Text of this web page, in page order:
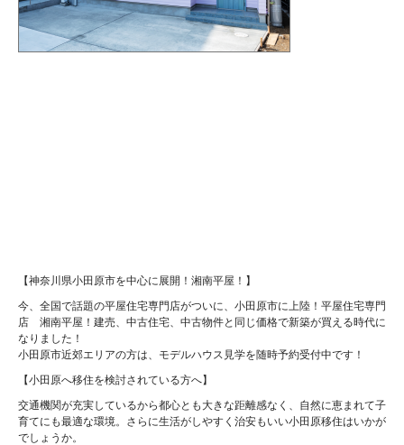
【神奈川県小田原市を中心に展開！湘南平屋！】
今、全国で話題の平屋住宅専門店がついに、小田原市に上陸！平屋住宅専門
店 湘南平屋！建売、中古住宅、中古物件と同じ価格で新築が買える時代に
なりました！
小田原市近郊エリアの方は、モデルハウス見学を随時予約受付中です！
【小田原へ移住を検討されている方へ】
交通機関が充実しているから都心とも大きな距離感なく、自然に恵まれて子
育てにも最適な環境。さらに生活がしやすく治安もいい小田原移住はいかが
でしょうか。